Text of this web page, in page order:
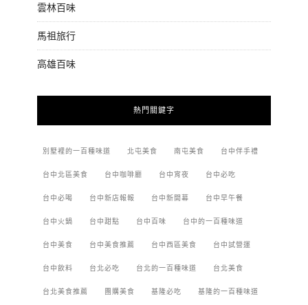
雲林百味
馬祖旅行
高雄百味
熱門關鍵字
別墅裡的一百種味道 北屯美食 南屯美食 台中伴手禮
台中北區美食 台中咖啡廳 台中宵夜 台中必吃
台中必喝 台中新店報報 台中新開幕 台中早午餐
台中火鍋 台中甜點 台中百味 台中的一百種味道
台中美食 台中美食推薦 台中西區美食 台中試營運
台中飲料 台北必吃 台北的一百種味道 台北美食
台北美食推薦 團購美食 基隆必吃 基隆的一百種味道